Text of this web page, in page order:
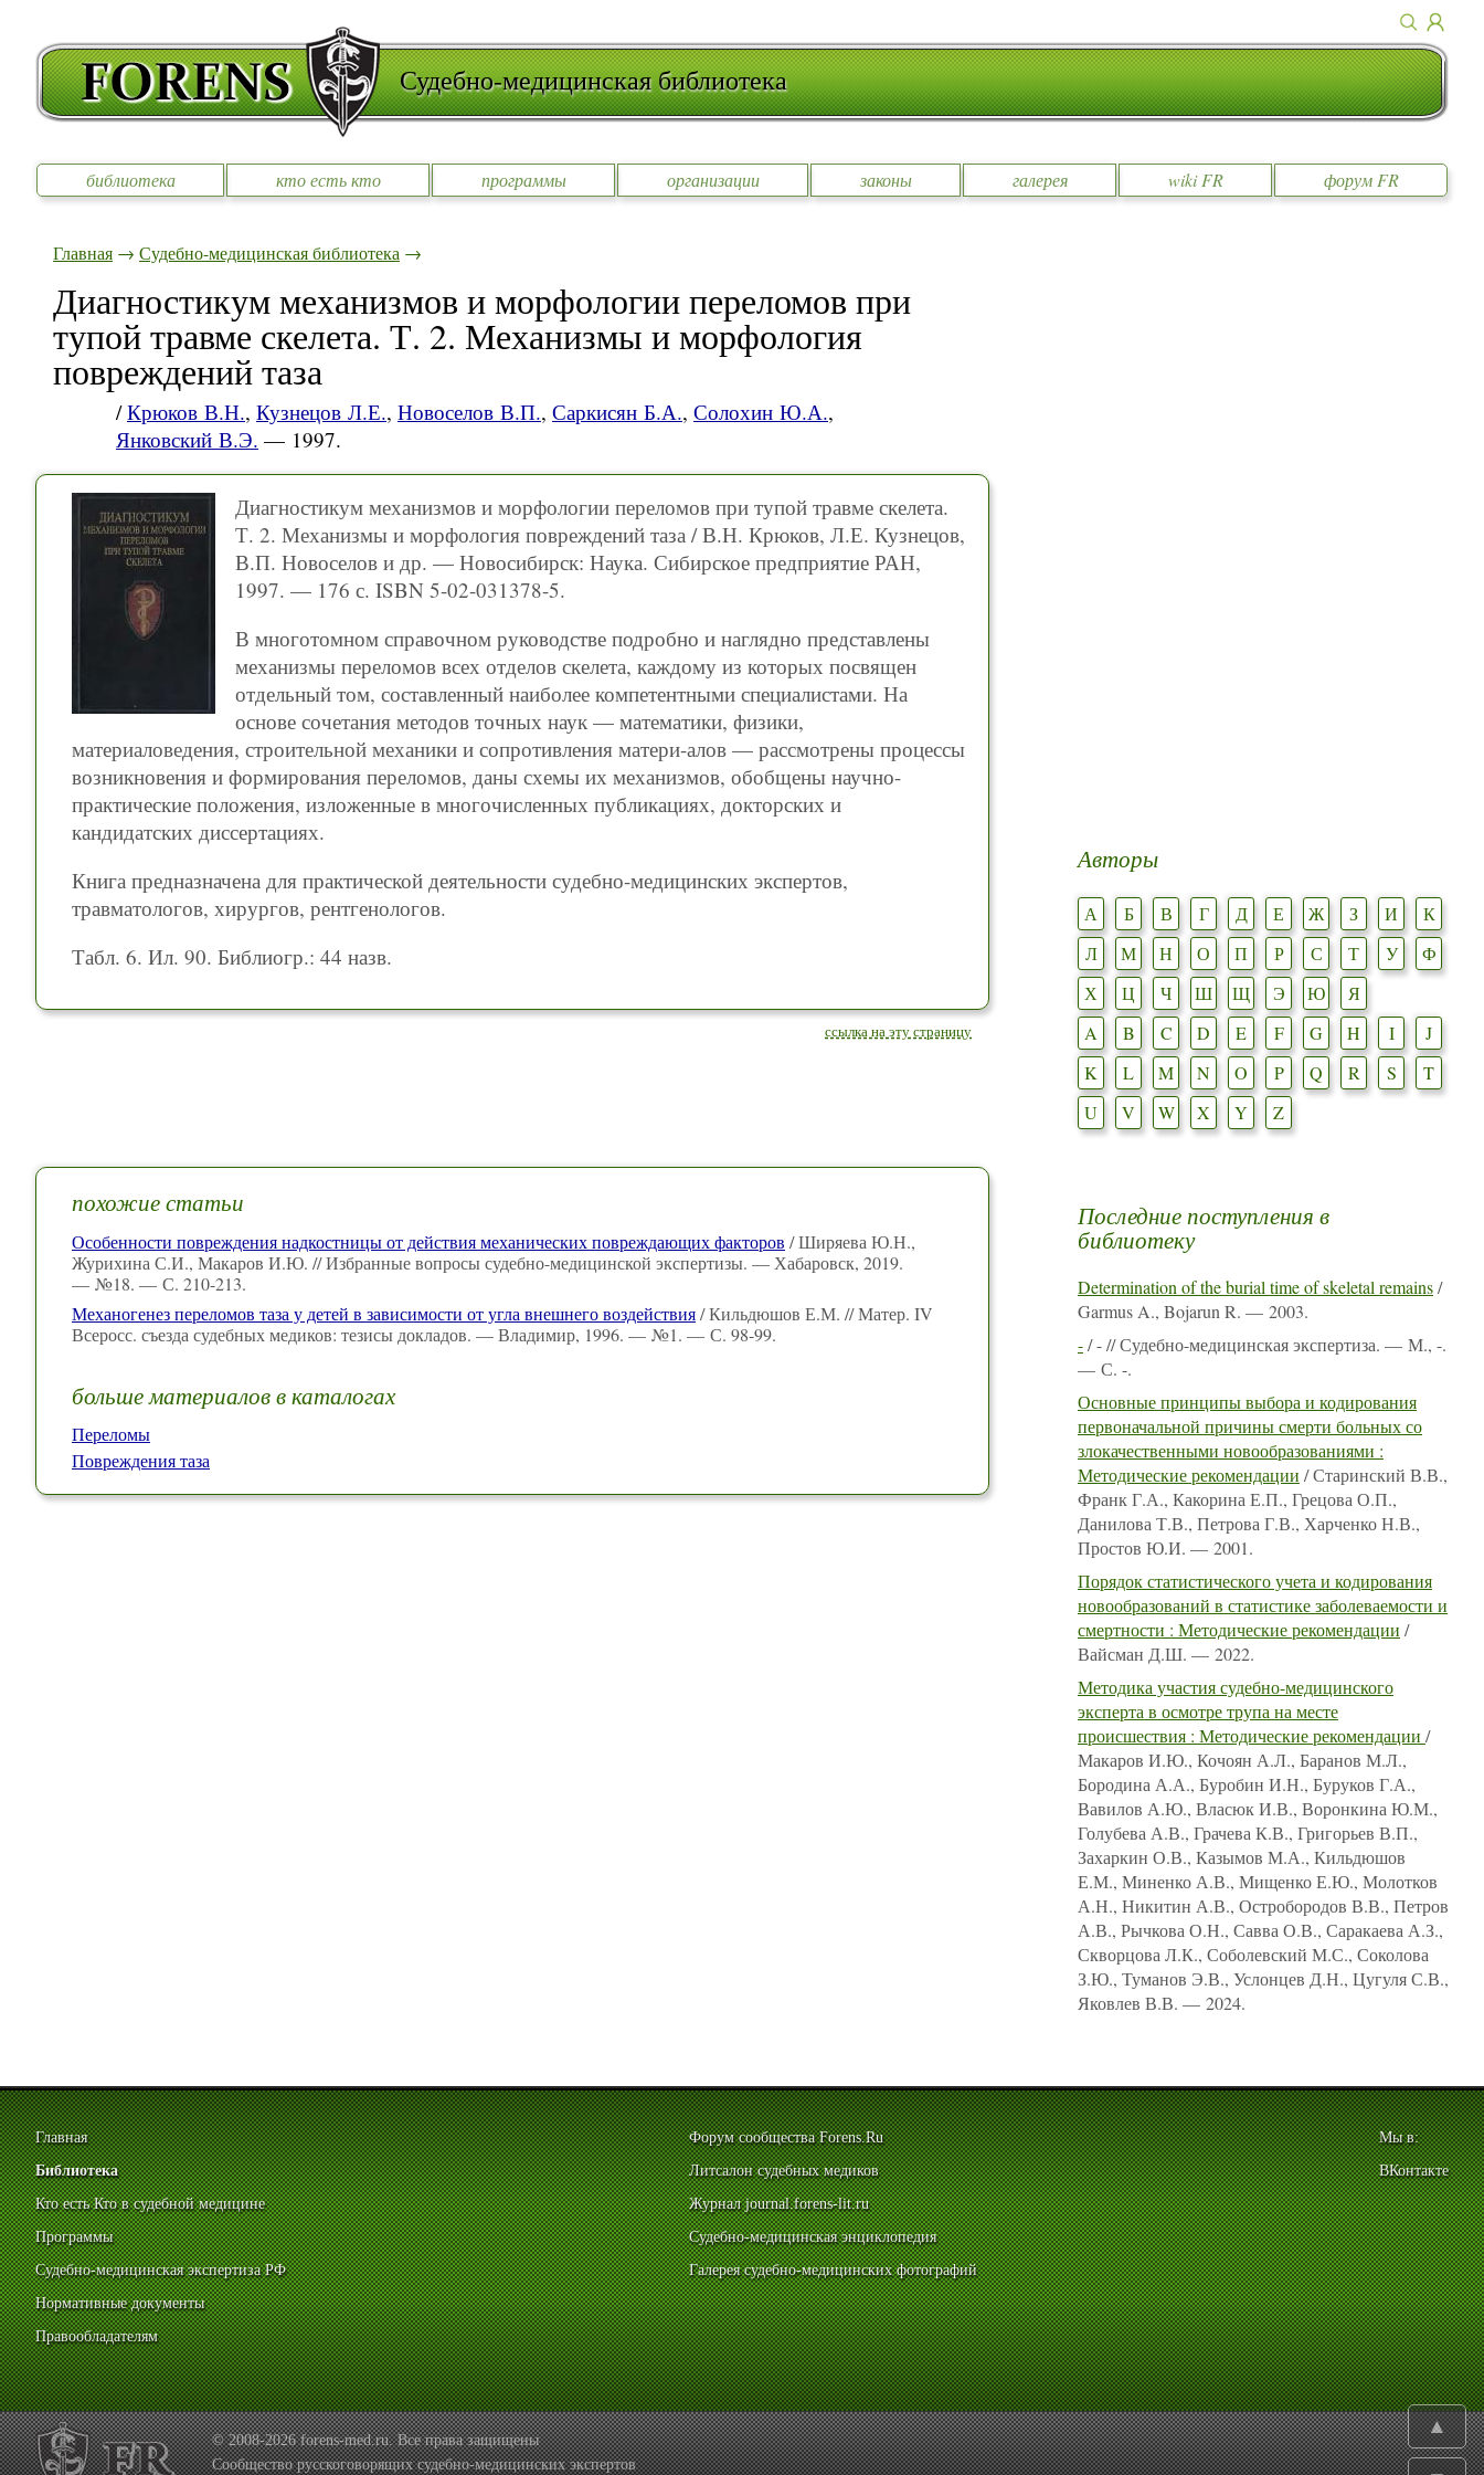
Судебно-медицинская библиотека
библиотека кто есть кто программы организации законы галерея wiki FR форум FR
Главная → Судебно-медицинская библиотека →
Диагностикум механизмов и морфологии переломов при
тупой травме скелета. Т. 2. Механизмы и морфология
повреждений таза
/Крюков В.Н., Кузнецов Л.Е., Новоселов В.П., Саркисян Б.А., Солохин Ю.А.,
Янковский В.Э. — 1997.
Диагностикум механизмов и морфологии переломов при тупой травме скелета.
Т. 2. Механизмы и морфология повреждений таза / В.Н. Крюков, Л.Е. Кузнецов,
В.П. Новоселов и др. — Новосибирск: Наука. Сибирское предприятие РАН,
1997. — 176 с. ISBN 5-02-031378-5.
В многотомном справочном руководстве подробно и наглядно представлены
механизмы переломов всех отделов скелета, каждому из которых посвящен
отдельный том, составленный наиболее компетентными специалистами. На
основе сочетания методов точных наук — математики, физики,
материаловедения, строительной механики и сопротивления матери-алов — рассмотрены процессы
возникновения и формирования переломов, даны схемы их механизмов, обобщены научно-
практические положения, изложенные в многочисленных публикациях, докторских и
кандидатских диссертациях.
Книга предназначена для практической деятельности судебно-медицинских экспертов,
травматологов, хирургов, рентгенологов.
Табл. 6. Ил. 90. Библиогр.: 44 назв.
ссылка на эту страницу
похожие статьи
Особенности повреждения надкостницы от действия механических повреждающих факторов / Ширяева Ю.Н.,
Журихина С.И., Макаров И.Ю. // Избранные вопросы судебно-медицинской экспертизы. — Хабаровск, 2019.
— №18. — С. 210-213.
Механогенез переломов таза у детей в зависимости от угла внешнего воздействия/ Кильдюшов Е.М. // Матер. IV
Всеросс. съезда судебных медиков: тезисы докладов. — Владимир, 1996. — №1. — С. 98-99.
больше материалов в каталогах
Переломы
Повреждения таза
Авторы
А Б В Г Д Е Ж З И
К
Л
М Н О П Р С Т У
Ф
Х
Ц Ч Ш Щ Э Ю
Я
A
B C D E F G H I
J
K
L M N O P Q R S
T
U
V W X Y Z
Последние поступления в
библиотеку
Determination of the burial time of skeletal remains/
Garmus A., Bojarun R. — 2003.
-/ - // Судебно-медицинская экспертиза. — М., -.
— С. -.
Основные принципы выбора и кодирования
первоначальной причины смерти больных со
злокачественными новообразованиями :
Методические рекомендации / Старинский В.В.,
Франк Г.А., Какорина Е.П., Грецова О.П.,
Данилова Т.В., Петрова Г.В., Харченко Н.В.,
Простов Ю.И. — 2001.
Порядок статистического учета и кодирования
новообразований в статистике заболеваемости и
смертности : Методические рекомендации /
Вайсман Д.Ш. — 2022.
Методика участия судебно-медицинского
эксперта в осмотре трупа на месте
происшествия : Методические рекомендации /
Макаров И.Ю., Кочоян А.Л., Баранов М.Л.,
Бородина А.А., Буробин И.Н., Буруков Г.А.,
Вавилов А.Ю., Власюк И.В., Воронкина Ю.М.,
Голубева А.В., Грачева К.В., Григорьев В.П.,
Захаркин О.В., Казымов М.А., Кильдюшов
Е.М., Миненко А.В., Мищенко Е.Ю., Молотков
А.Н., Никитин А.В., Остробородов В.В., Петров
А.В., Рычкова О.Н., Савва О.В., Саракаева А.З.,
Скворцова Л.К., Соболевский М.С., Соколова
З.Ю., Туманов Э.В., Услонцев Д.Н., Цугуля С.В.,
Яковлев В.В. — 2024.
Главная
Библиотека
Кто есть Кто в судебной медицине
Программы
Судебно-медицинская экспертиза РФ
Нормативные документы
Правообладателям
Форум сообщества Forens.Ru
Литсалон судебных медиков
Журнал journal.forens-lit.ru
Судебно-медицинская энциклопедия
Галерея судебно-медицинских фотографий
Мы в:
ВКонтакте
© 2008-2026 forens-med.ru. Все права защищены
Сообщество русскоговорящих судебно-медицинских экспертов
▲